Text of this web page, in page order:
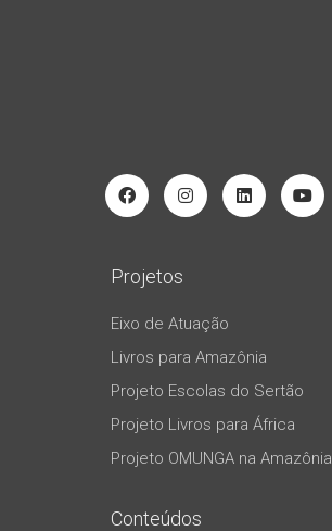
Projetos
Eixo de Atuação
Livros para Amazônia
Projeto Escolas do Sertão
Projeto Livros para África
Projeto OMUNGA na Amazônia
Conteúdos